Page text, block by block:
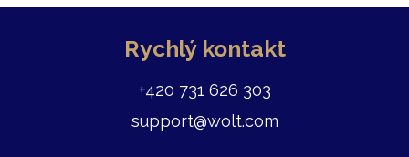
Rychlý kontakt
+420 731 626 303
support@wolt.com